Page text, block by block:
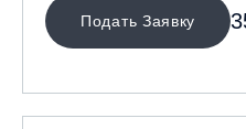
Подать Заявку